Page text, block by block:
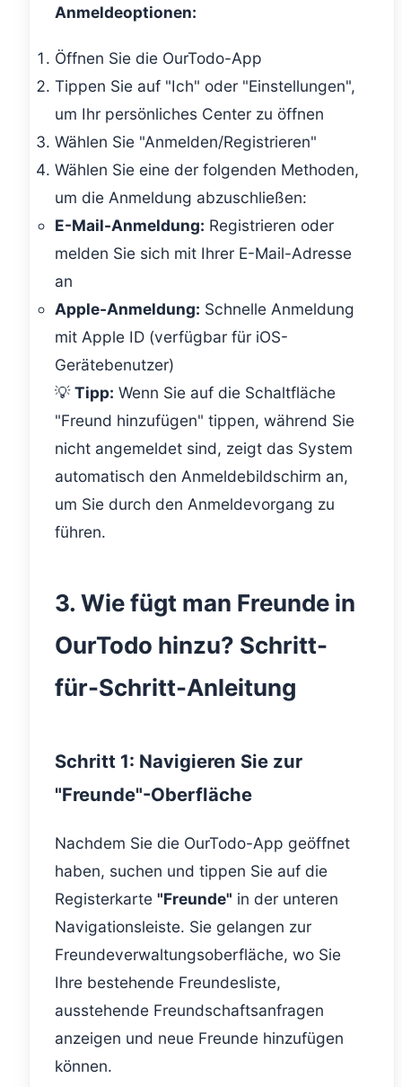
Anmeldeoptionen:
Öffnen Sie die OurTodo-App
Tippen Sie auf "Ich" oder "Einstellungen",
um Ihr persönliches Center zu öffnen
Wählen Sie "Anmelden/Registrieren"
Wählen Sie eine der folgenden Methoden,
um die Anmeldung abzuschließen:
E-Mail-Anmeldung: Registrieren oder
melden Sie sich mit Ihrer E-Mail-Adresse
an
Apple-Anmeldung: Schnelle Anmeldung
mit Apple ID (verfügbar für iOS-
Gerätebenutzer)
💡Tipp: Wenn Sie auf die Schaltfläche
"Freund hinzufügen" tippen, während Sie
nicht angemeldet sind, zeigt das System
automatisch den Anmeldebildschirm an,
um Sie durch den Anmeldevorgang zu
führen.
3. Wie fügt man Freunde in
OurTodo hinzu? Schritt-
für-Schritt-Anleitung
Schritt 1: Navigieren Sie zur
"Freunde"-Oberfläche
Nachdem Sie die OurTodo-App geöffnet
haben, suchen und tippen Sie auf die
Registerkarte "Freunde" in der unteren
Navigationsleiste. Sie gelangen zur
Freundeverwaltungsoberfläche, wo Sie
Ihre bestehende Freundesliste,
ausstehende Freundschaftsanfragen
anzeigen und neue Freunde hinzufügen
können.